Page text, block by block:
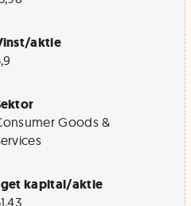
aktie
Goods &
kapital/aktie